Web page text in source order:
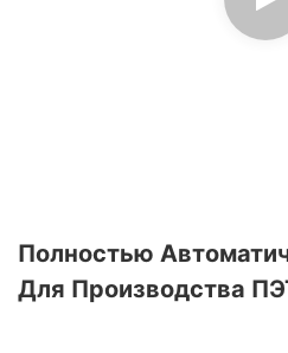
Полностью
Для Производства